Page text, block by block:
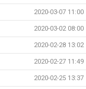
2020-03-07 11:00
2020-03-02 08:00
2020-02-28 13:02
2020-02-27 11:49
2020-02-25 13:37